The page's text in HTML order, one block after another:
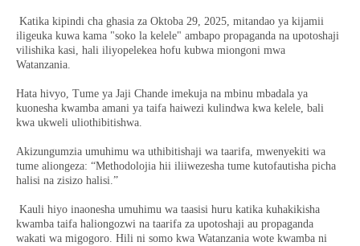
Katika kipindi cha ghasia za Oktoba 29, 2025, mitandao ya kijamii
iligeuka kuwa kama "soko la kelele" ambapo propaganda na upotoshaji
vilishika kasi, hali iliyopelekea hofu kubwa miongoni mwa
Watanzania.
Hata hivyo, Tume ya Jaji Chande imekuja na mbinu mbadala ya
kuonesha kwamba amani ya taifa haiwezi kulindwa kwa kelele, bali
kwa ukweli uliothibitishwa.
Akizungumzia umuhimu wa uthibitishaji wa taarifa, mwenyekiti wa
tume aliongeza: “Methodolojia hii iliiwezesha tume kutofautisha picha
halisi na zisizo halisi.”
Kauli hiyo inaonesha umuhimu wa taasisi huru katika kuhakikisha
kwamba taifa haliongozwi na taarifa za upotoshaji au propaganda
wakati wa migogoro. Hili ni somo kwa Watanzania wote kwamba ni